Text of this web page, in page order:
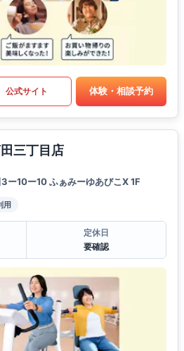
公式サイト 体験・相談予約
三丁目店
ー10ー10 ふぁみーゆあびこX 1F
用
定休日
要確認